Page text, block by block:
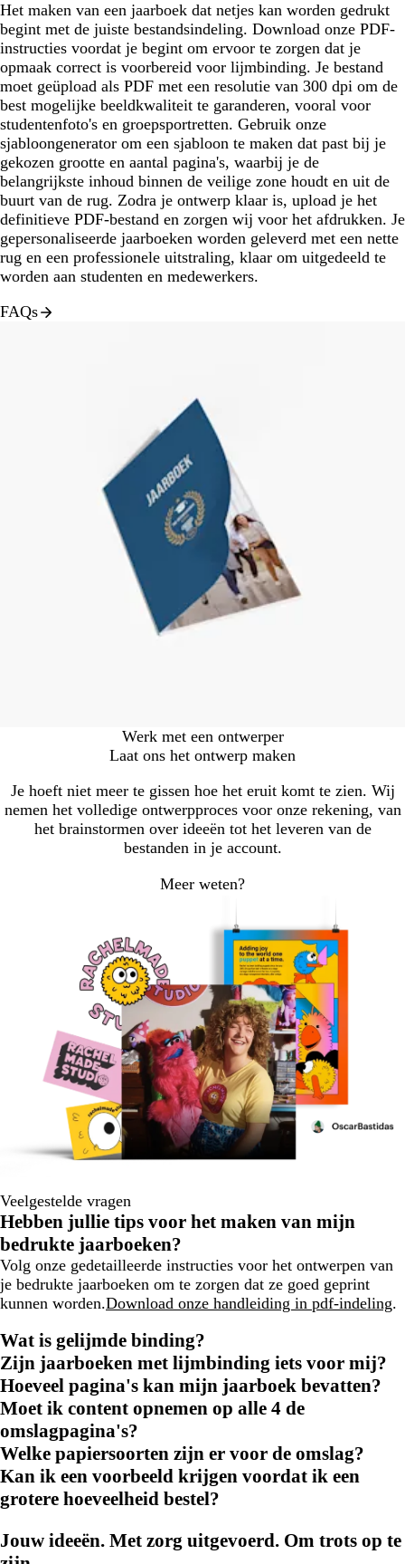
Het maken van een jaarboek dat netjes kan worden gedrukt
begint met de juiste bestandsindeling. Download onze PDF-
instructies voordat je begint om ervoor te zorgen dat je
opmaak correct is voorbereid voor lijmbinding. Je bestand
moet geüpload als PDF met een resolutie van 300 dpi om de
best mogelijke beeldkwaliteit te garanderen, vooral voor
studentenfoto's en groepsportretten. Gebruik onze
sjabloongenerator om een sjabloon te maken dat past bij je
gekozen grootte en aantal pagina's, waarbij je de
belangrijkste inhoud binnen de veilige zone houdt en uit de
buurt van de rug. Zodra je ontwerp klaar is, upload je het
definitieve PDF-bestand en zorgen wij voor het afdrukken. Je
gepersonaliseerde jaarboeken worden geleverd met een nette
rug en een professionele uitstraling, klaar om uitgedeeld te
worden aan studenten en medewerkers.
FAQs
Werk met een ontwerper
Laat ons het ontwerp maken
Je hoeft niet meer te gissen hoe het eruit komt te zien. Wij
nemen het volledige ontwerpproces voor onze rekening, van
het brainstormen over ideeën tot het leveren van de
bestanden in je account.
Meer weten?
Veelgestelde vragen
Hebben jullie tips voor het maken van mijn
bedrukte jaarboeken?
Volg onze gedetailleerde instructies voor het ontwerpen van
je bedrukte jaarboeken om te zorgen dat ze goed geprint
kunnen worden.Download onze handleiding in pdf-indeling.
Wat is gelijmde binding?
Zijn jaarboeken met lijmbinding iets voor mij?
Hoeveel pagina's kan mijn jaarboek bevatten?
Moet ik content opnemen op alle 4 de
omslagpagina's?
Welke papiersoorten zijn er voor de omslag?
Kan ik een voorbeeld krijgen voordat ik een
grotere hoeveelheid bestel?
Jouw ideeën. Met zorg uitgevoerd. Om trots op te